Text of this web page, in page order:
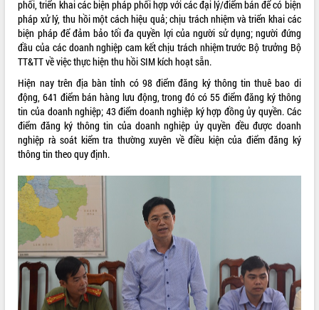
ALBUM ẢNH
LIÊN KẾT WEB
THỐNG KÊ TRUY CẬP
Hôm nay: 7863
Tất cả: 66093531
phối, triển khai các biện pháp phối hợp với các đại lý/điểm bán để có biện
pháp xử lý, thu hồi một cách hiệu quả; chịu trách nhiệm và triển khai các
biện pháp để đảm bảo tối đa quyền lợi của người sử dụng; người đứng
đầu của các doanh nghiệp cam kết chịu trách nhiệm trước Bộ trưởng Bộ
TT&TT về việc thực hiện thu hồi SIM kích hoạt sẵn.
Hiện nay trên địa bàn tỉnh có 98 điểm đăng ký thông tin thuê bao di
động, 641 điểm bán hàng lưu động, trong đó có 55 điểm đăng ký thông
tin của doanh nghiệp; 43 điểm doanh nghiệp ký hợp đồng ủy quyền. Các
điểm đăng ký thông tin của doanh nghiệp ủy quyền đều được doanh
nghiệp rà soát kiểm tra thường xuyên về điều kiện của điểm đăng ký
thông tin theo quy định.